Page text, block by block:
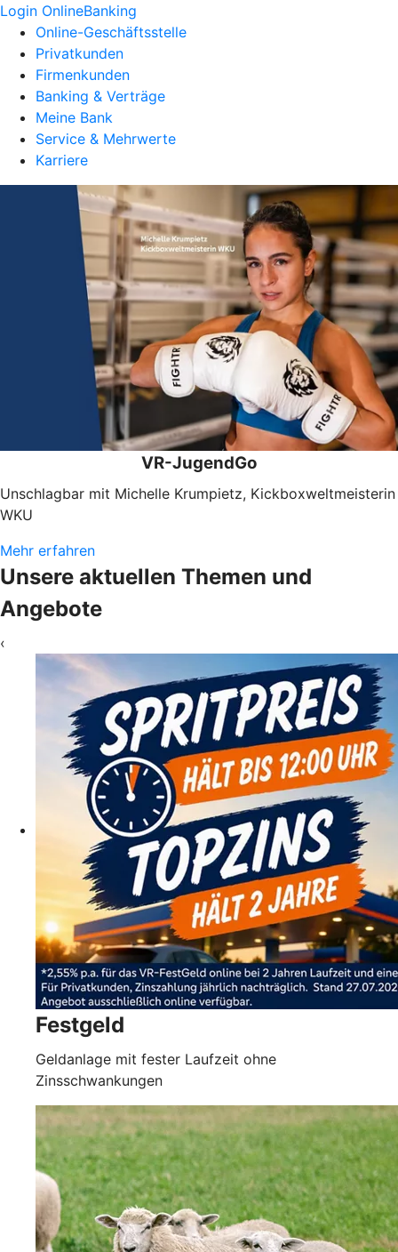
Login OnlineBanking
Online-Geschäftsstelle
Privatkunden
Firmenkunden
Banking & Verträge
Meine Bank
Service & Mehrwerte
Karriere
VR-JugendGo
Unschlagbar mit Michelle Krumpietz, Kickboxweltmeisterin
WKU
Mehr erfahren
Unsere aktuellen Themen und
Angebote
‹
Festgeld
Geldanlage mit fester Laufzeit ohne
Zinsschwankungen